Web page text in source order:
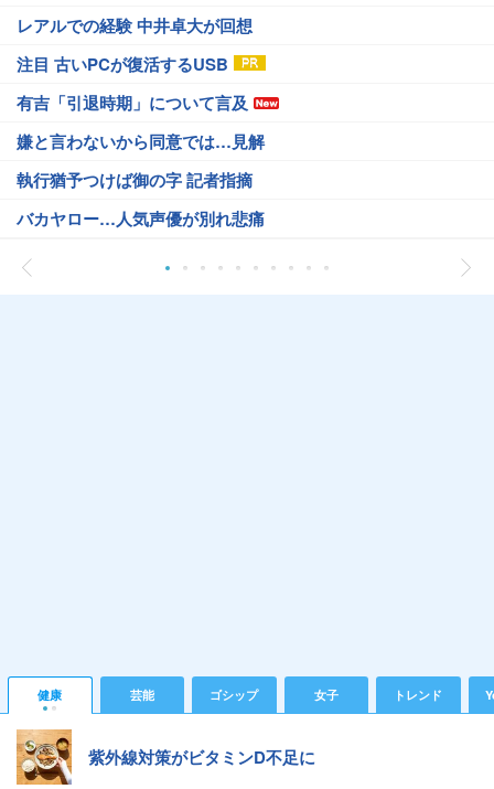
レアルでの経験 中井卓大が回想
注目 古いPCが復活するUSB
有吉「引退時期」について言及
嫌と言わないから同意では…見解
執行猶予つけば御の字 記者指摘
バカヤロー…人気声優が別れ悲痛
健康 芸能 ゴシップ 女子 トレンド
紫外線対策がビタミンD不足に